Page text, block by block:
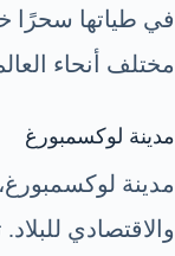
في طياتها سحرًا
مختلف أنحاء
مدينة لوكسمبورغ
مدينة
والاقتصادي